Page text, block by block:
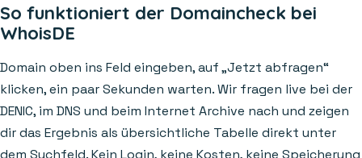
So funktioniert der Domaincheck bei
WhoisDE
Domain oben ins Feld eingeben, auf „Jetzt abfragen“
klicken, ein paar Sekunden warten. Wir fragen live bei der
DENIC, im DNS und beim Internet Archive nach und zeigen
dir das Ergebnis als übersichtliche Tabelle direkt unter
dem Suchfeld. Kein Login, keine Kosten, keine Speicherung